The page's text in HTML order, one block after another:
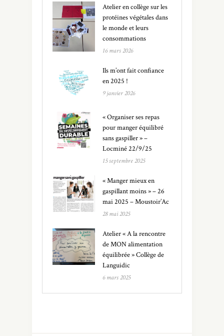
Atelier en collège sur les
protéines végétales dans
le monde et leurs
consommations
16 mars 2026
Ils m’ont fait confiance
en 2025 !
9 janvier 2026
« Organiser ses repas
pour manger équilibré
sans gaspiller » –
Locminé 22/9/25
15 septembre 2025
« Manger mieux en
gaspillant moins » – 26
mai 2025 – Moustoir’Ac
28 mai 2025
Atelier « A la rencontre
de MON alimentation
équilibrée » Collège de
Languidic
6 mars 2025